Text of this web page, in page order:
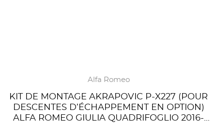
Alfa Romeo
KIT DE MONTAGE AKRAPOVIC P-X227 (POUR
DESCENTES D’ÉCHAPPEMENT EN OPTION)
ALFA ROMEO GIULIA QUADRIFOGLIO 2016-